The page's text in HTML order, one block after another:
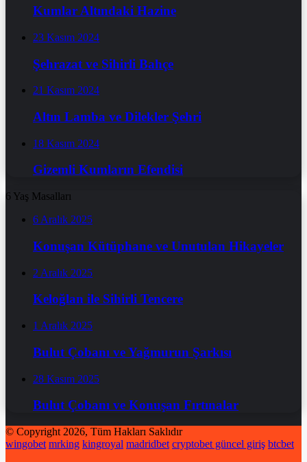
Kumlar Altındaki Hazine
23 Kasım 2024
Şehrazat ve Sihirli Bahçe
21 Kasım 2024
Altın Lamba ve Dilekler Şehri
18 Kasım 2024
Gizemli Kumların Efendisi
6 Yaş Masalları
6 Aralık 2025
Konuşan Kütüphane ve Unutulan Hikayeler
2 Aralık 2025
Keloğlan ile Sihirli Tencere
1 Aralık 2025
Bulut Çobanı ve Yağmurun Şarkısı
28 Kasım 2025
Bulut Çobanı ve Konuşan Fırtınalar
© Copyright 2026, Tüm Hakları Saklıdır
wingobet mrking kingroyal madridbet cryptobet güncel giriş btcbet